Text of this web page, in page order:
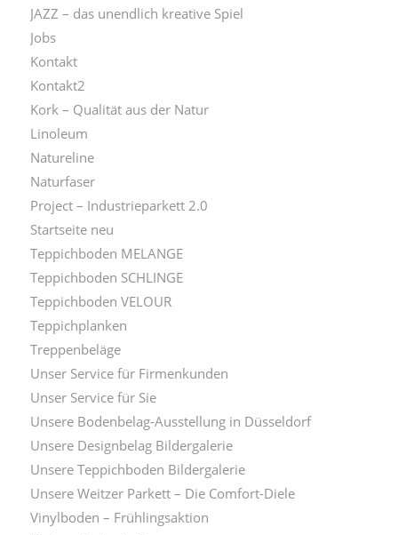
JAZZ – das unendlich kreative Spiel
Jobs
Kontakt
Kontakt2
Kork – Qualität aus der Natur
Linoleum
Natureline
Naturfaser
Project – Industrieparkett 2.0
Startseite neu
Teppichboden MELANGE
Teppichboden SCHLINGE
Teppichboden VELOUR
Teppichplanken
Treppenbeläge
Unser Service für Firmenkunden
Unser Service für Sie
Unsere Bodenbelag-Ausstellung in Düsseldorf
Unsere Designbelag Bildergalerie
Unsere Teppichboden Bildergalerie
Unsere Weitzer Parkett – Die Comfort-Diele
Vinylboden – Frühlingsaktion